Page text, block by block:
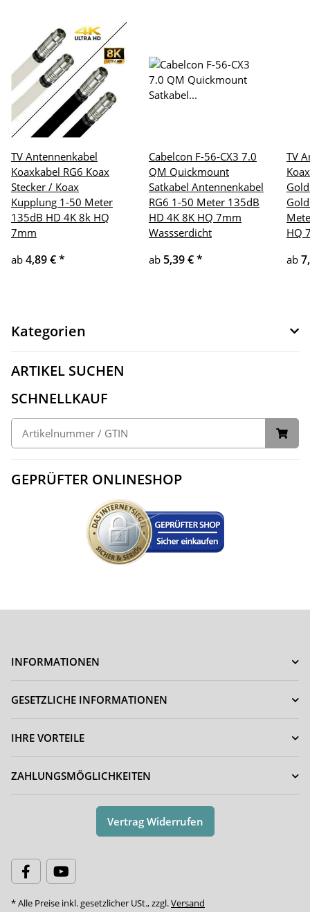
TV Antennenkabel
Koaxkabel RG6 Koax
Stecker / Koax
Kupplung 1-50 Meter
135dB HD 4K 8k HQ
7mm
ab 4,89 €*
Cabelcon F-56-CX3 7.0
QM Quickmount
Satkabel Antennenkabel
RG6 1-50 Meter 135dB
HD 4K 8K HQ 7mm
Wassserdicht
ab 5,39 €*
TV
HQ
ab
Kategorien
ARTIKEL SUCHEN
SCHNELLKAUF
GEPRÜFTER ONLINESHOP
INFORMATIONEN
GESETZLICHE INFORMATIONEN
IHRE VORTEILE
ZAHLUNGSMÖGLICHKEITEN
Vertrag Widerrufen
* Alle Preise inkl. gesetzlicher USt., zzgl.Versand